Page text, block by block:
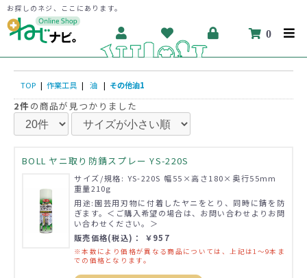
お探しのネジ、ここにあります。
0
TOP | 作業工具 | 油 | その他油1
2件の商品が見つかりました
BOLL ヤニ取り防錆スプレー YS-220S
サイズ/規格: YS-220S 幅55×高さ180×奥行55mm
重量210g
用途:園芸用刃物に付着したヤニをとり、同時に錆を防
ぎます。＜ご購入希望の場合は、お問い合わせよりお問
い合わせください。＞
販売価格(税込)： ￥957
※本数により価格が異なる商品については、上記は1～9本ま
での価格となります。